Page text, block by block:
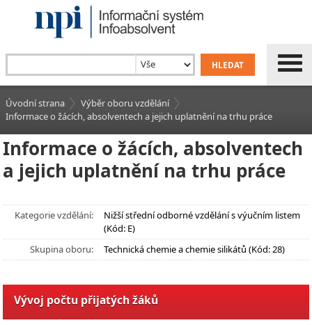
Úvodní strana
Výběr oboru vzdělání
Informace o žácích, absolventech a jejich uplatnění na trhu práce
Informace o žácích, absolventech
a jejich uplatnění na trhu práce
Kategorie vzdělání:
Nižší střední odborné vzdělání s výučním listem
(Kód: E)
Skupina oboru:
Technická chemie a chemie silikátů (Kód: 28)
Vývoj počtu přijatých žáků